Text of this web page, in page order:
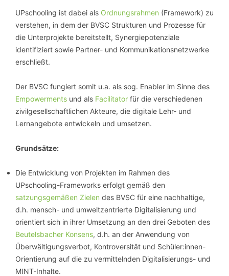
UPschooling ist dabei als Ordnungsrahmen (Framework) zu
verstehen, in dem der BVSC Strukturen und Prozesse für
die Unterprojekte bereitstellt, Synergiepotenziale
identifiziert sowie Partner- und Kommunikationsnetzwerke
erschließt.
Der BVSC fungiert somit u.a. als sog. Enabler im Sinne des
Empowerments und als Facilitator für die verschiedenen
zivilgesellschaftlichen Akteure, die digitale Lehr- und
Lernangebote entwickeln und umsetzen.
Grundsätze:
Die Entwicklung von Projekten im Rahmen des
UPschooling-Frameworks erfolgt gemäß den
satzungsgemäßen Zielen des BVSC für eine nachhaltige,
d.h. mensch- und umweltzentrierte Digitalisierung und
orientiert sich in ihrer Umsetzung an den drei Geboten des
Beutelsbacher Konsens, d.h. an der Anwendung von
Überwältigungsverbot, Kontroversität und Schüler:innen-
Orientierung auf die zu vermittelnden Digitalisierungs- und
MINT-Inhalte.